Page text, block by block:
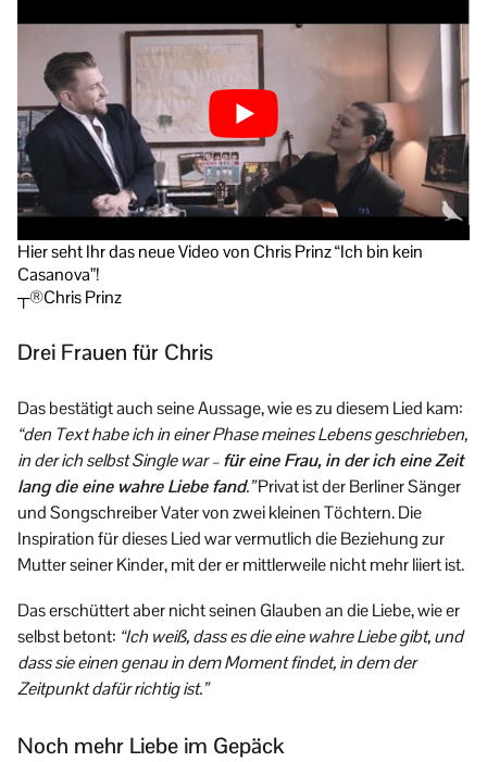
Hier seht Ihr das neue Video von Chris Prinz “Ich bin kein
Casanova”!
┬®Chris Prinz
Drei Frauen für Chris
Das bestätigt auch seine Aussage, wie es zu diesem Lied kam:
“den Text habe ich in einer Phase meines Lebens geschrieben,
in der ich selbst Single war –für eine Frau, in der ich eine Zeit
lang die eine wahre Liebe fand.”Privat ist der Berliner Sänger
und Songschreiber Vater von zwei kleinen Töchtern. Die
Inspiration für dieses Lied war vermutlich die Beziehung zur
Mutter seiner Kinder, mit der er mittlerweile nicht mehr liiert ist.
Das erschüttert aber nicht seinen Glauben an die Liebe, wie er
selbst betont: “Ich weiß, dass es die eine wahre Liebe gibt, und
dass sie einen genau in dem Moment findet, in dem der
Zeitpunkt dafür richtig ist.”
Noch mehr Liebe im Gepäck